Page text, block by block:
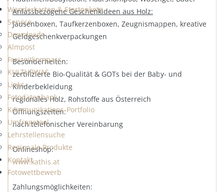
Wanderkarten & Startpakete
Service
Downloads
Almpost
Freizeitkompass
KULTURWAS
Links
Fotodatenbank
Kommunikations-Portfolio
Umfragetool
Lehrstellensuche
Regionale Produkte
Kontakt
Fotowettbewerb
Anlassbezogene Geschenkideen aus Holz:
Jausenboxen, Taufkerzenboxen, Zeugnismappen, kreative
Geldgeschenkverpackungen
Besonderheiten:
zertifizierte Bio-Qualität & GOTs bei der Baby- und
Kinderbekleidung
regionales Holz, Rohstoffe aus Österreich
Öffnungszeiten:
nach telefonischer Vereinbarung
Onlineshop:
www.kathis.at
Zahlungsmöglichkeiten: